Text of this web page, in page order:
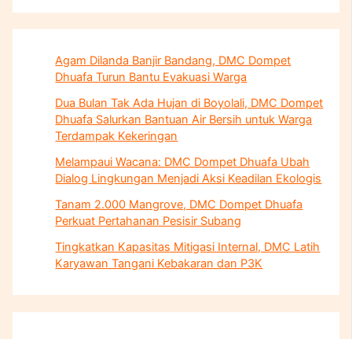
Agam Dilanda Banjir Bandang, DMC Dompet
Dhuafa Turun Bantu Evakuasi Warga
Dua Bulan Tak Ada Hujan di Boyolali, DMC Dompet
Dhuafa Salurkan Bantuan Air Bersih untuk Warga
Terdampak Kekeringan
Melampaui Wacana: DMC Dompet Dhuafa Ubah
Dialog Lingkungan Menjadi Aksi Keadilan Ekologis
Tanam 2.000 Mangrove, DMC Dompet Dhuafa
Perkuat Pertahanan Pesisir Subang
Tingkatkan Kapasitas Mitigasi Internal, DMC Latih
Karyawan Tangani Kebakaran dan P3K